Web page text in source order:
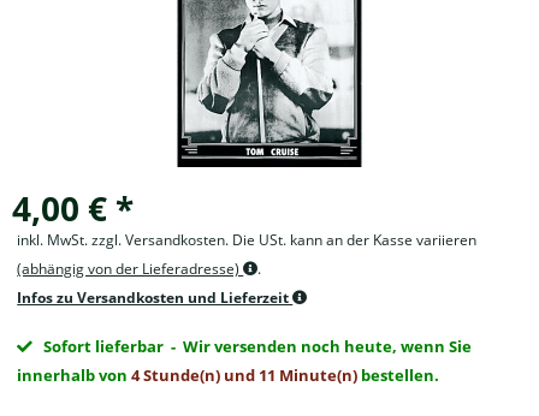
4,00 € *
inkl. MwSt. zzgl. Versandkosten. Die USt. kann an der Kasse variieren
(abhängig von der Lieferadresse)
.
Infos zu Versandkosten und Lieferzeit
Sofort lieferbar - Wir versenden noch heute, wenn Sie
innerhalb von4 Stunde(n) und 11 Minute(n) bestellen.